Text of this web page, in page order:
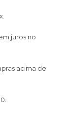
juros no
acima de